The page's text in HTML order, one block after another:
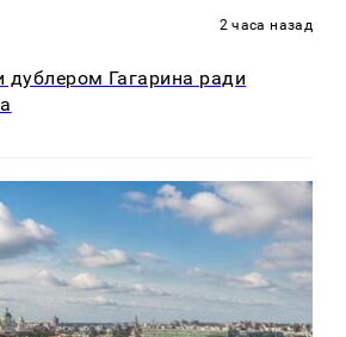
2 часа назад
дублером Гагарина ради